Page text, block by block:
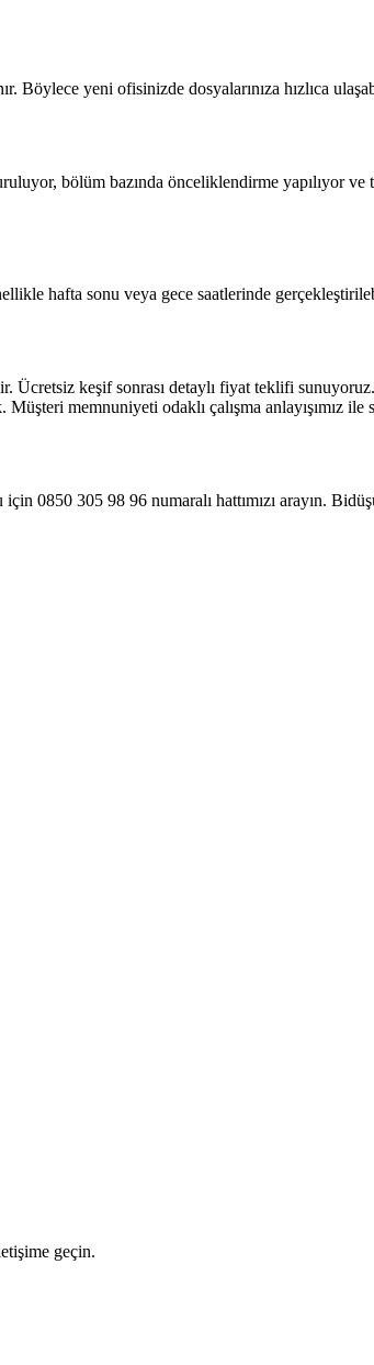
Böylece yeni ofisinizde dosyalarınıza hızlıca
bölüm bazında önceliklendirme yapılıyor
hafta sonu veya gece saatlerinde
Ücretsiz keşif sonrası detaylı fiyat teklifi
memnuniyeti odaklı çalışma anlayışımız
0850 305 98 96 numaralı hattımızı arayın.
geçin.